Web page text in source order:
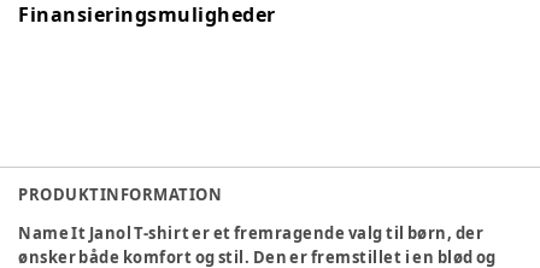
Finansieringsmuligheder
PRODUKTINFORMATION
Name It Janol T-shirt er et fremragende valg til børn, der
ønsker både komfort og stil. Den er fremstillet i en blød og